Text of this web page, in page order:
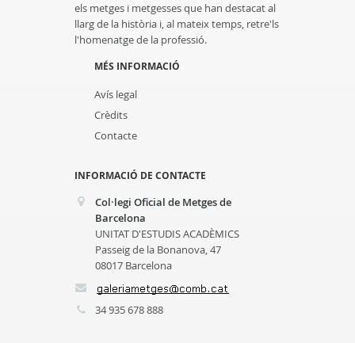
els metges i metgesses que han destacat al
llarg de la història i, al mateix temps, retre'ls
l'homenatge de la professió.
MÉS INFORMACIÓ
Avís legal
Crèdits
Contacte
INFORMACIÓ DE CONTACTE
Col·legi Oficial de Metges de
Barcelona
UNITAT D'ESTUDIS ACADÈMICS
Passeig de la Bonanova, 47
08017 Barcelona
34 935 678 888